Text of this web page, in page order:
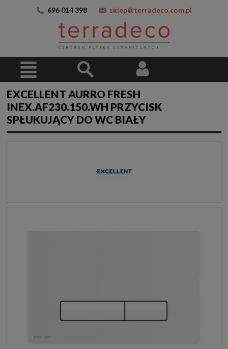
696 014 398 sklep@terradeco.com.pl
EXCELLENT AURRO FRESH
INEX.AF230.150.WH PRZYCISK
SPŁUKUJĄCY DO WC BIAŁY